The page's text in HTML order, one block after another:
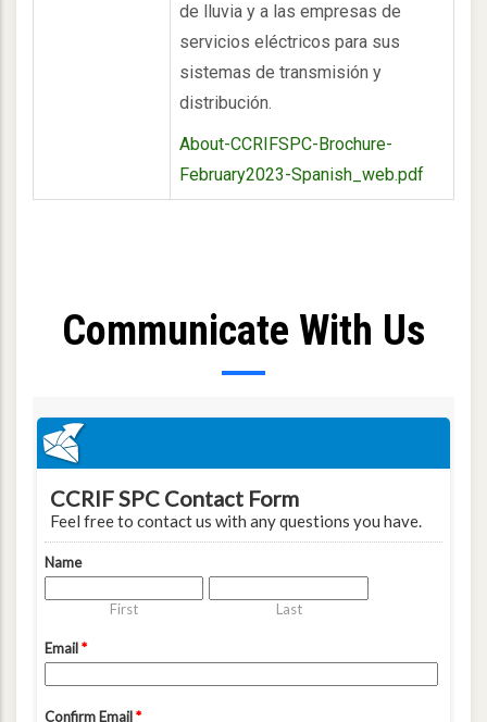
de lluvia y a las empresas de
servicios eléctricos para sus
sistemas de transmisión y
distribución.
About-CCRIFSPC-Brochure-
February2023-Spanish_web.pdf
Communicate With Us